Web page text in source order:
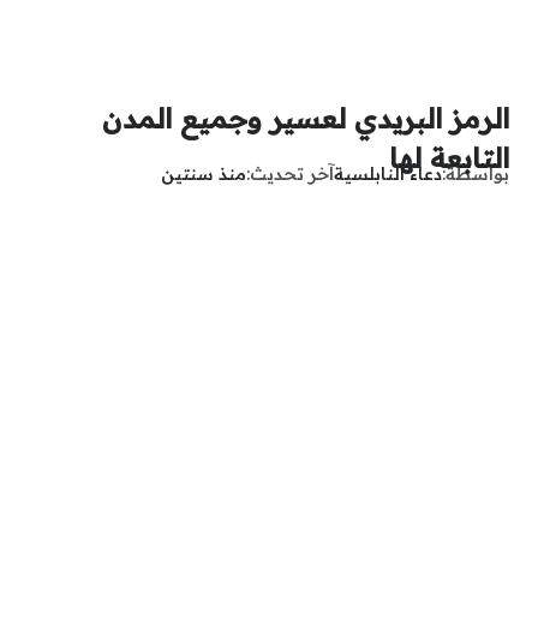
الرمز البريدي لعسير وجميع المدن
التابعة لها
بواسطةدعاء النابلسيةآخر تحديث منذ سنتين